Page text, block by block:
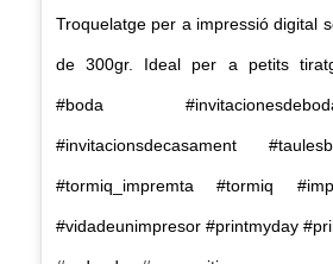
Troquelatge per a impressió digital
de 300gr. Ideal per a petits
#boda
#invitacionsdecasament
#tormiq_impremta #tormiq
#vidadeunimpresor #printmyday